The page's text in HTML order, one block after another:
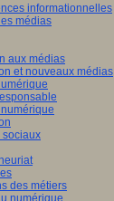
informationnelles
médias
aux médias
et nouveaux médias
sociaux
des métiers
numérique